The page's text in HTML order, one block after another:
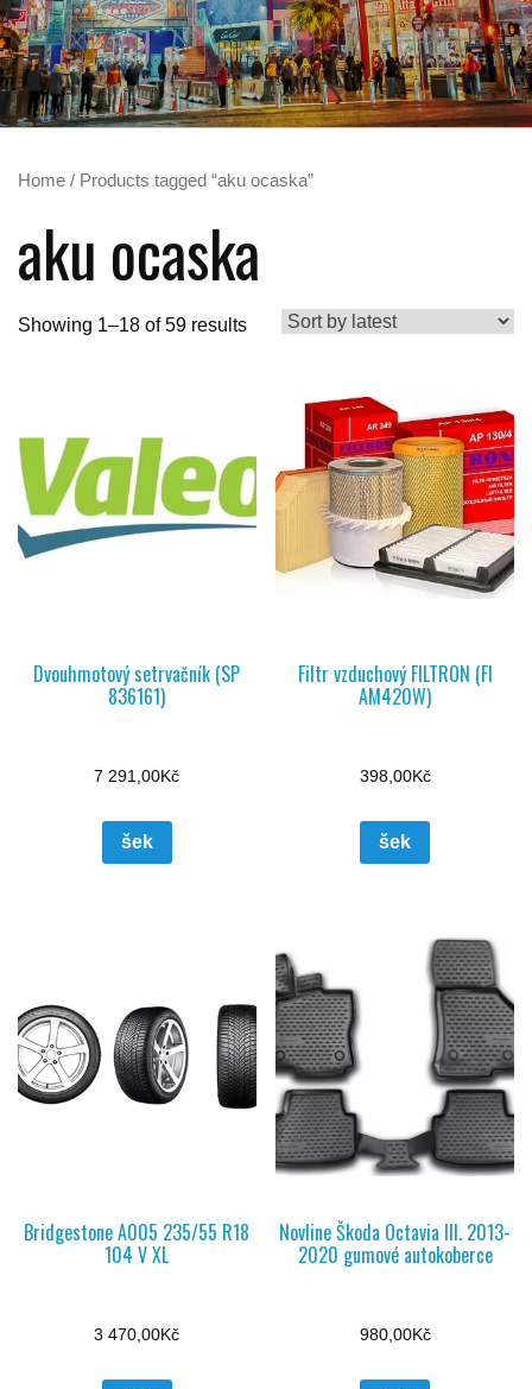
Home / Products tagged “aku ocaska”
aku ocaska
Showing 1–18 of 59 results
Dvouhmotový setrvačník (SP
836161)
7 291,00Kč
šek
Filtr vzduchový FILTRON (FI
AM420W)
398,00Kč
šek
Bridgestone A005 235/55 R18
104 V XL
3 470,00Kč
Novline Škoda Octavia III. 2013-
2020 gumové autokoberce
980,00Kč